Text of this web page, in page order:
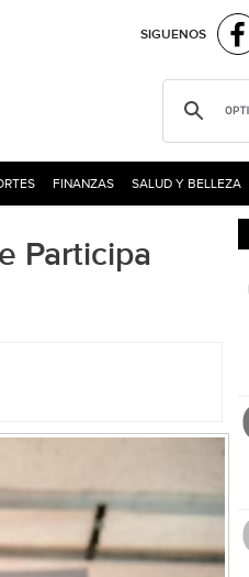
SIGUENOS
FINANZAS SALUD Y BELLEZA
Participa